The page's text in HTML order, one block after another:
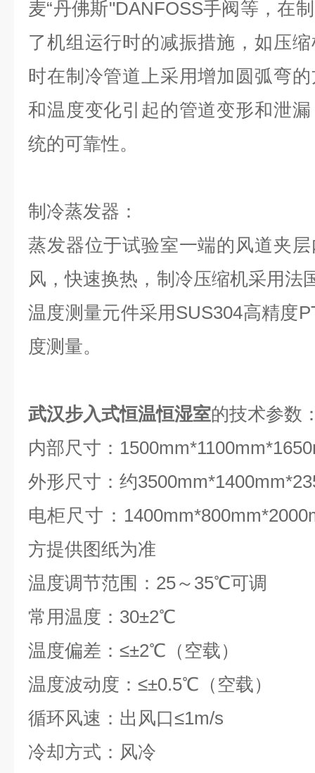
麦“丹佛斯"DANFOSS手阀等，在
了机组运行时的减振措施，如压
时在制冷管道上采用增加圆弧弯
和温度变化引起的管道变形和泄
统的可靠性。
制冷蒸发器：
蒸发器位于试验室一端的风道夹
风，快速换热，制冷压缩机采用法
温度测量元件采用SUS304高精度
度测量。
武汉步入式恒温恒湿室的技术参数
内部尺寸：
外形尺寸：约
电柜尺寸：
方提供图纸为准
温度调节范围：25～35℃可调
常用温度：30±2℃
温度偏差：≤±2℃（空载）
温度波动度：≤±0.5℃（空载）
循环风速：出风口≤1m/s
冷却方式：风冷